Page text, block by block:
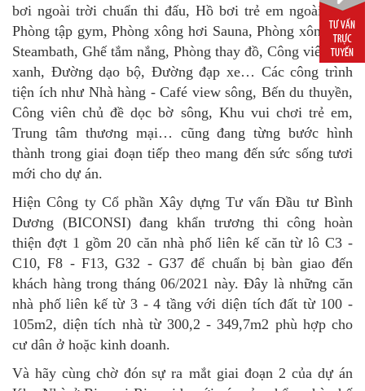
bơi ngoài trời chuẩn thi đấu, Hồ bơi trẻ em ngoài trời,
Phòng tập gym, Phòng xông hơi Sauna, Phòng xông hơi
Steambath, Ghế tắm nắng, Phòng thay đồ, Công viên cây
xanh, Đường dạo bộ, Đường đạp xe… Các công trình
tiện ích như Nhà hàng - Café view sông, Bến du thuyền,
Công viên chủ đề dọc bờ sông, Khu vui chơi trẻ em,
Trung tâm thương mại… cũng đang từng bước hình
thành trong giai đoạn tiếp theo mang đến sức sống tươi
mới cho dự án.
Hiện Công ty Cổ phần Xây dựng Tư vấn Đầu tư Bình
Dương (BICONSI) đang khẩn trương thi công hoàn
thiện đợt 1 gồm 20 căn nhà phố liên kế căn từ lô C3 -
C10, F8 - F13, G32 - G37 để chuẩn bị bàn giao đến
khách hàng trong tháng 06/2021 này. Đây là những căn
nhà phố liên kế từ 3 - 4 tầng với diện tích đất từ 100 -
105m2, diện tích nhà từ 300,2 - 349,7m2 phù hợp cho
cư dân ở hoặc kinh doanh.
Và hãy cùng chờ đón sự ra mắt giai đoạn 2 của dự án